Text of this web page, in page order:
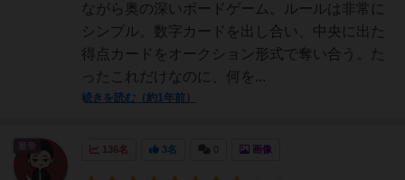
ながら奥の深いボードゲーム。ルールは非常に
シンプル。数字カードを出し合い、中央に出た
得点カードをオークション形式で奪い合う。た
ったこれだけなのに、何を...
続きを読む（約1年前）
136名 3名 画像
皇帝